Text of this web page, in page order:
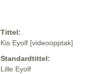
Tittel:
Kis Eyolf [videoopptak]
Standardtittel:
Lille Eyolf